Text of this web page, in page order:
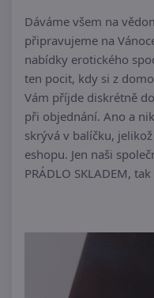
Dáváme všem na
připravujeme na
nabídky erotického
ten pocit, kdy si z
Vám příjde diskrétně
při objednání. Ano a
skrývá v balíčku,
eshopu. Jen naši
PRÁDLO SKLADEM,